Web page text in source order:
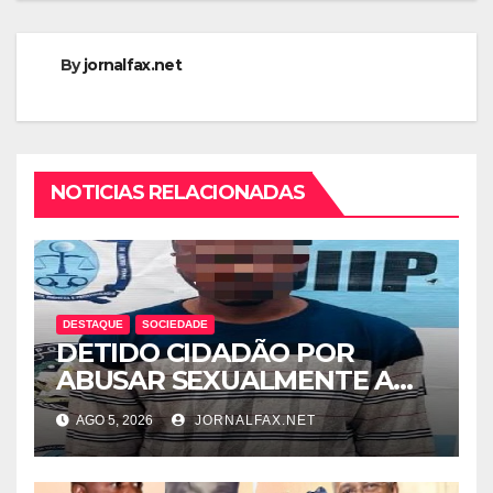
Byjornalfax.net
NOTICIAS RELACIONADAS
DESTAQUE SOCIEDADE
DETIDO CIDADÃO POR
ABUSAR SEXUALMENTE A
CUNHADA MENOR DE IDADE
AGO 5, 2026 JORNALFAX.NET